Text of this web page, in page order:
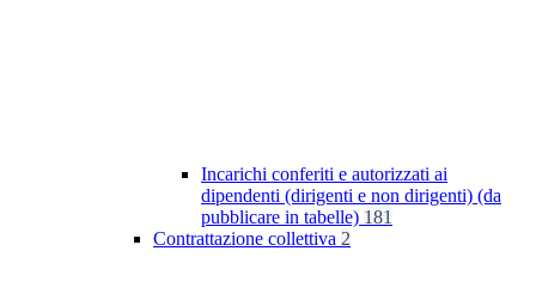
Incarichi conferiti e autorizzati ai
dipendenti (dirigenti e non dirigenti) (da
pubblicare in tabelle) 181
Contrattazione collettiva 2